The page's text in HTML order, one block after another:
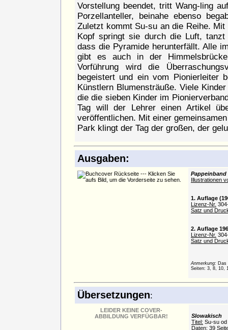
Vorstellung beendet, tritt Wang-ling
Porzellanteller, beinahe ebenso
Zuletzt kommt Su-su an die Reihe.
Kopf springt sie durch die Luft,
dass die Pyramide herunterfällt. Alle
gibt es auch in der
Vorführung wird die
begeistert und ein vom Pionierleiter
Künstlern Blumensträuße. Viele
die die sieben Kinder im
Tag will der Lehrer einen Artikel
veröffentlichen. Mit einer
Park klingt der Tag der großen, der
Ausgaben:
Illustrationen
1. Auflage
Lizenz-Nr.
Satz und
2. Auflage
Lizenz-Nr.
Satz und
Anmerkung: Das
Seiten: 3, 8, 10,
Übersetzungen:
LEIDER KEINE COVER-
ABBILDUNG VERFÜGBAR!
Slowakisch
Titel: Su-su
Daten: 39